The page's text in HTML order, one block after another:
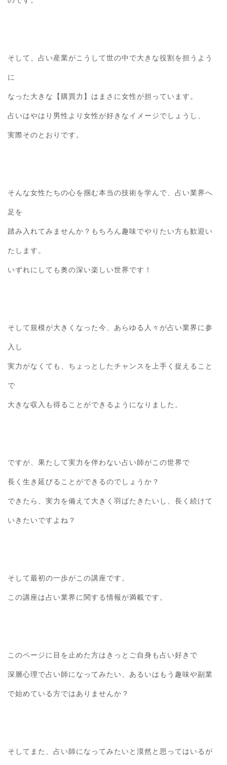
そして、占い産業がこうして世の中で大きな役割を担うよう
に
なった大きな【購買力】はまさに女性が担っています。
占いはやはり男性より女性が好きなイメージでしょうし、
実際そのとおりです。
そんな女性たちの心を掴む本当の技術を学んで、占い業界へ
足を
踏み入れてみませんか？もちろん趣味でやりたい方も歓迎い
たします。
いずれにしても奥の深い楽しい世界です！
そして規模が大きくなった今、あらゆる人々が占い業界に参
入し
実力がなくても、ちょっとしたチャンスを上手く捉えること
で
大きな収入も得ることができるようになりました。
ですが、果たして実力を伴わない占い師がこの世界で
長く生き延びることができるのでしょうか？
できたら、実力を備えて大きく羽ばたきたいし、長く続けて
いきたいですよね？
そして最初の一歩がこの講座です。
この講座は占い業界に関する情報が満載です。
このページに目を止めた方はきっとご自身も占い好きで
深層心理で占い師になってみたい、あるいはもう趣味や副業
で始めている方ではありませんか？
そしてまた、占い師になってみたいと漠然と思ってはいるが